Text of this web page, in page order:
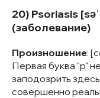
20) Psoriasis
(заболевание)
Произношение:
Первая буква "p"
заподозрить
совершенно